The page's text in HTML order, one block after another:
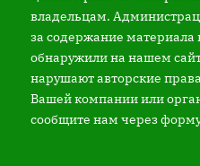
владельцам.
за содержание материала
обнаружили на нашем
нарушают авторские
Вашей компании или
сообщите нам через